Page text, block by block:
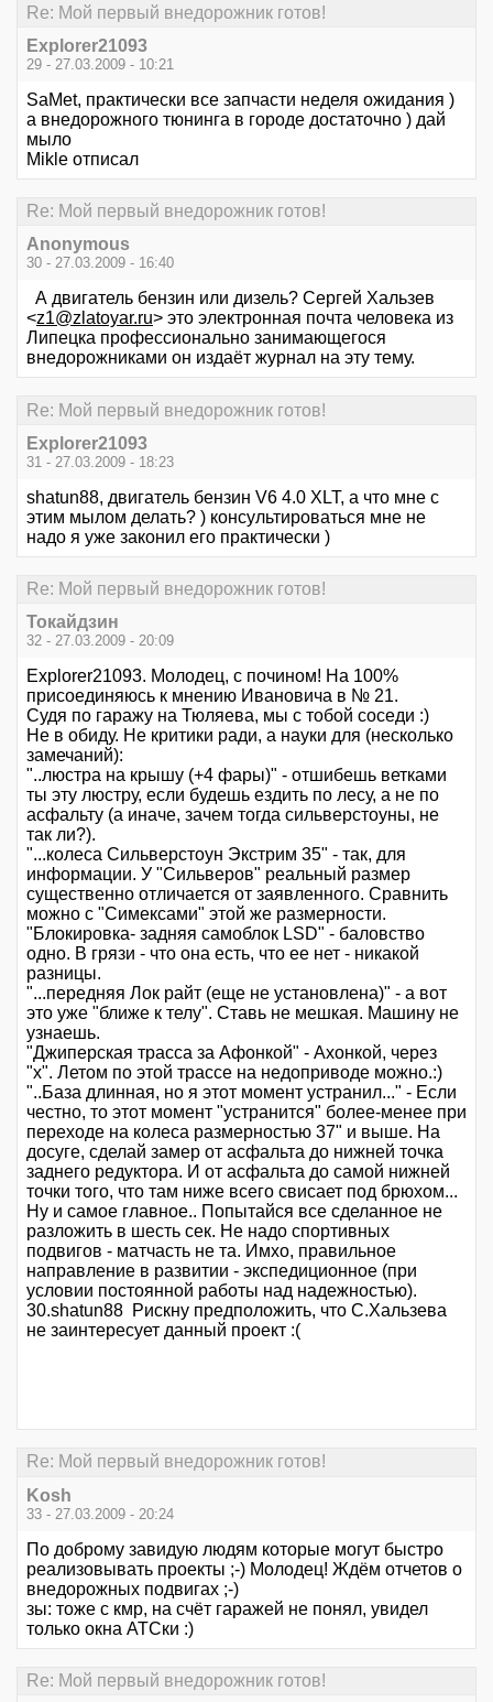
Re: Мой первый внедорожник готов!
Explorer21093
29 - 27.03.2009 - 10:21
SaMet, практически все запчасти неделя ожидания )
а внедорожного тюнинга в городе достаточно ) дай
мыло
Mikle отписал
Re: Мой первый внедорожник готов!
Anonymous
30 - 27.03.2009 - 16:40
А двигатель бензин или дизель? Сергей Хальзев
<z1@zlatoyar.ru> это электронная почта человека из
Липецка профессионально занимающегося
внедорожниками он издаёт журнал на эту тему.
Re: Мой первый внедорожник готов!
Explorer21093
31 - 27.03.2009 - 18:23
shatun88, двигатель бензин V6 4.0 XLT, а что мне с
этим мылом делать? ) консультироваться мне не
надо я уже законил его практически )
Re: Мой первый внедорожник готов!
Токайдзин
32 - 27.03.2009 - 20:09
Explorer21093. Молодец, с почином! На 100%
присоединяюсь к мнению Ивановича в № 21.
Судя по гаражу на Тюляева, мы с тобой соседи :)
Не в обиду. Не критики ради, а науки для (несколько
замечаний):
"..люстра на крышу (+4 фары)" - отшибешь ветками
ты эту люстру, если будешь ездить по лесу, а не по
асфальту (а иначе, зачем тогда сильверстоуны, не
так ли?).
"...колеса Сильверстоун Экстрим 35" - так, для
информации. У "Сильверов" реальный размер
существенно отличается от заявленного. Сравнить
можно с "Симексами" этой же размерности.
"Блокировка- задняя самоблок LSD" - баловство
одно. В грязи - что она есть, что ее нет - никакой
разницы.
"...передняя Лок райт (еще не установлена)" - а вот
это уже "ближе к телу". Ставь не мешкая. Машину не
узнаешь.
"Джиперская трасса за Афонкой" - Ахонкой, через
"х". Летом по этой трассе на недоприводе можно.:)
"..База длинная, но я этот момент устранил..." - Если
честно, то этот момент "устранится" более-менее при
переходе на колеса размерностью 37" и выше. На
досуге, сделай замер от асфальта до нижней точка
заднего редуктора. И от асфальта до самой нижней
точки того, что там ниже всего свисает под брюхом...
Ну и самое главное.. Попытайся все сделанное не
разложить в шесть сек. Не надо спортивных
подвигов - матчасть не та. Имхо, правильное
направление в развитии - экспедиционное (при
условии постоянной работы над надежностью).
30.shatun88 Рискну предположить, что С.Хальзева
не заинтересует данный проект :(
Re: Мой первый внедорожник готов!
Kosh
33 - 27.03.2009 - 20:24
По доброму завидую людям которые могут быстро
реализовывать проекты ;-) Молодец! Ждём отчетов о
внедорожных подвигах ;-)
зы: тоже с кмр, на счёт гаражей не понял, увидел
только окна АТСки :)
Re: Мой первый внедорожник готов!